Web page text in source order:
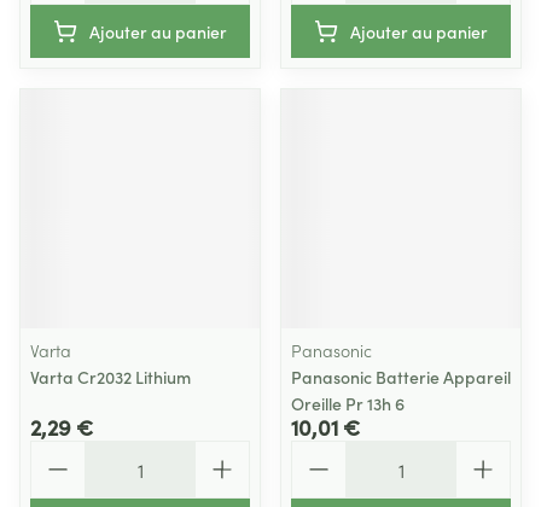
Ajouter au panier Ajouter au panier
Varta
Varta Cr2032 Lithium
2,29 €
Panasonic
Panasonic Batterie Appareil
Oreille Pr 13h 6
10,01 €